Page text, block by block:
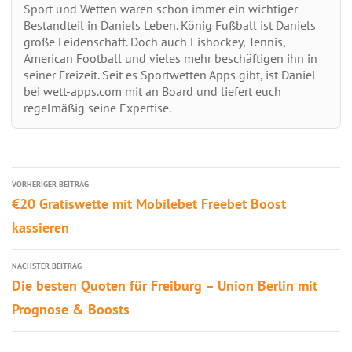
Sport und Wetten waren schon immer ein wichtiger
Bestandteil in Daniels Leben. König Fußball ist Daniels
große Leidenschaft. Doch auch Eishockey, Tennis,
American Football und vieles mehr beschäftigen ihn in
seiner Freizeit. Seit es Sportwetten Apps gibt, ist Daniel
bei wett-apps.com mit an Board und liefert euch
regelmäßig seine Expertise.
VORHERIGER BEITRAG
€20 Gratiswette mit Mobilebet Freebet Boost
kassieren
NÄCHSTER BEITRAG
Die besten Quoten für Freiburg – Union Berlin mit
Prognose & Boosts